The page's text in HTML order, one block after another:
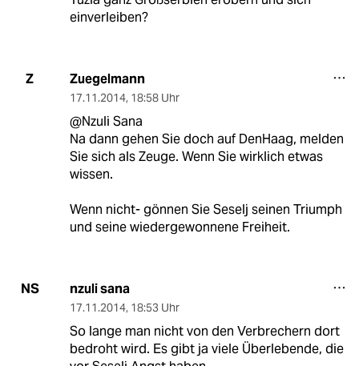
einverleiben?
Z Zuegelmann
17.11.2014, 18:58 Uhr
@Nzuli Sana
Na dann gehen Sie doch auf DenHaag, melden
Sie sich als Zeuge. Wenn Sie wirklich etwas
wissen.
Wenn nicht- gönnen Sie Seselj seinen Triumph
und seine wiedergewonnene Freiheit.
NS nzuli sana
17.11.2014, 18:53 Uhr
So lange man nicht von den Verbrechern dort
bedroht wird. Es gibt ja viele Überlebende, die